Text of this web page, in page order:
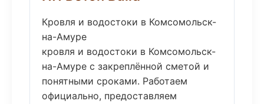
Кровля и водостоки в Комсомольск-
на-Амуре
кровля и водостоки в Комсомольск-
на-Амуре с закреплённой сметой и
понятными сроками. Работаем
официально, предоставляем